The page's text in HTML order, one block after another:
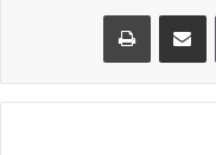
مشاركة عبر البريد